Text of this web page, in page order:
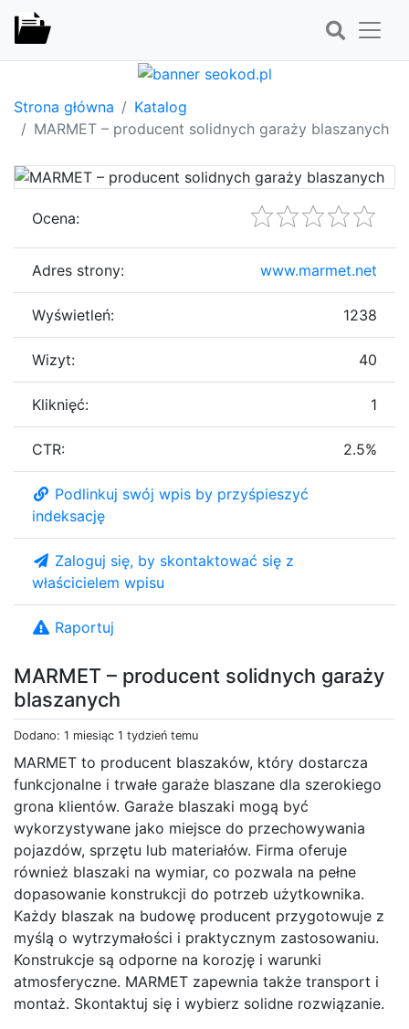
Strona główna
Katalog
MARMET – producent solidnych garaży blaszanych
MARMET – producent solidnych garaży
blaszanych
Dodano: 1 miesiąc 1 tydzień temu
MARMET to producent blaszaków, który dostarcza
funkcjonalne i trwałe garaże blaszane dla szerokiego
grona klientów. Garaże blaszaki mogą być
wykorzystywane jako miejsce do przechowywania
pojazdów, sprzętu lub materiałów. Firma oferuje
również blaszaki na wymiar, co pozwala na pełne
dopasowanie konstrukcji do potrzeb użytkownika.
Każdy blaszak na budowę producent przygotowuje z
myślą o wytrzymałości i praktycznym zastosowaniu.
Konstrukcje są odporne na korozję i warunki
atmosferyczne. MARMET zapewnia także transport i
montaż. Skontaktuj się i wybierz solidne rozwiązanie.
Ocena:
Adres strony: www.marmet.net
Wyświetleń: 1238
Wizyt: 40
Kliknięć: 1
CTR: 2.5%
Podlinkuj swój wpis by przyśpieszyć
indeksację
Zaloguj się, by skontaktować się z
właścicielem wpisu
Raportuj